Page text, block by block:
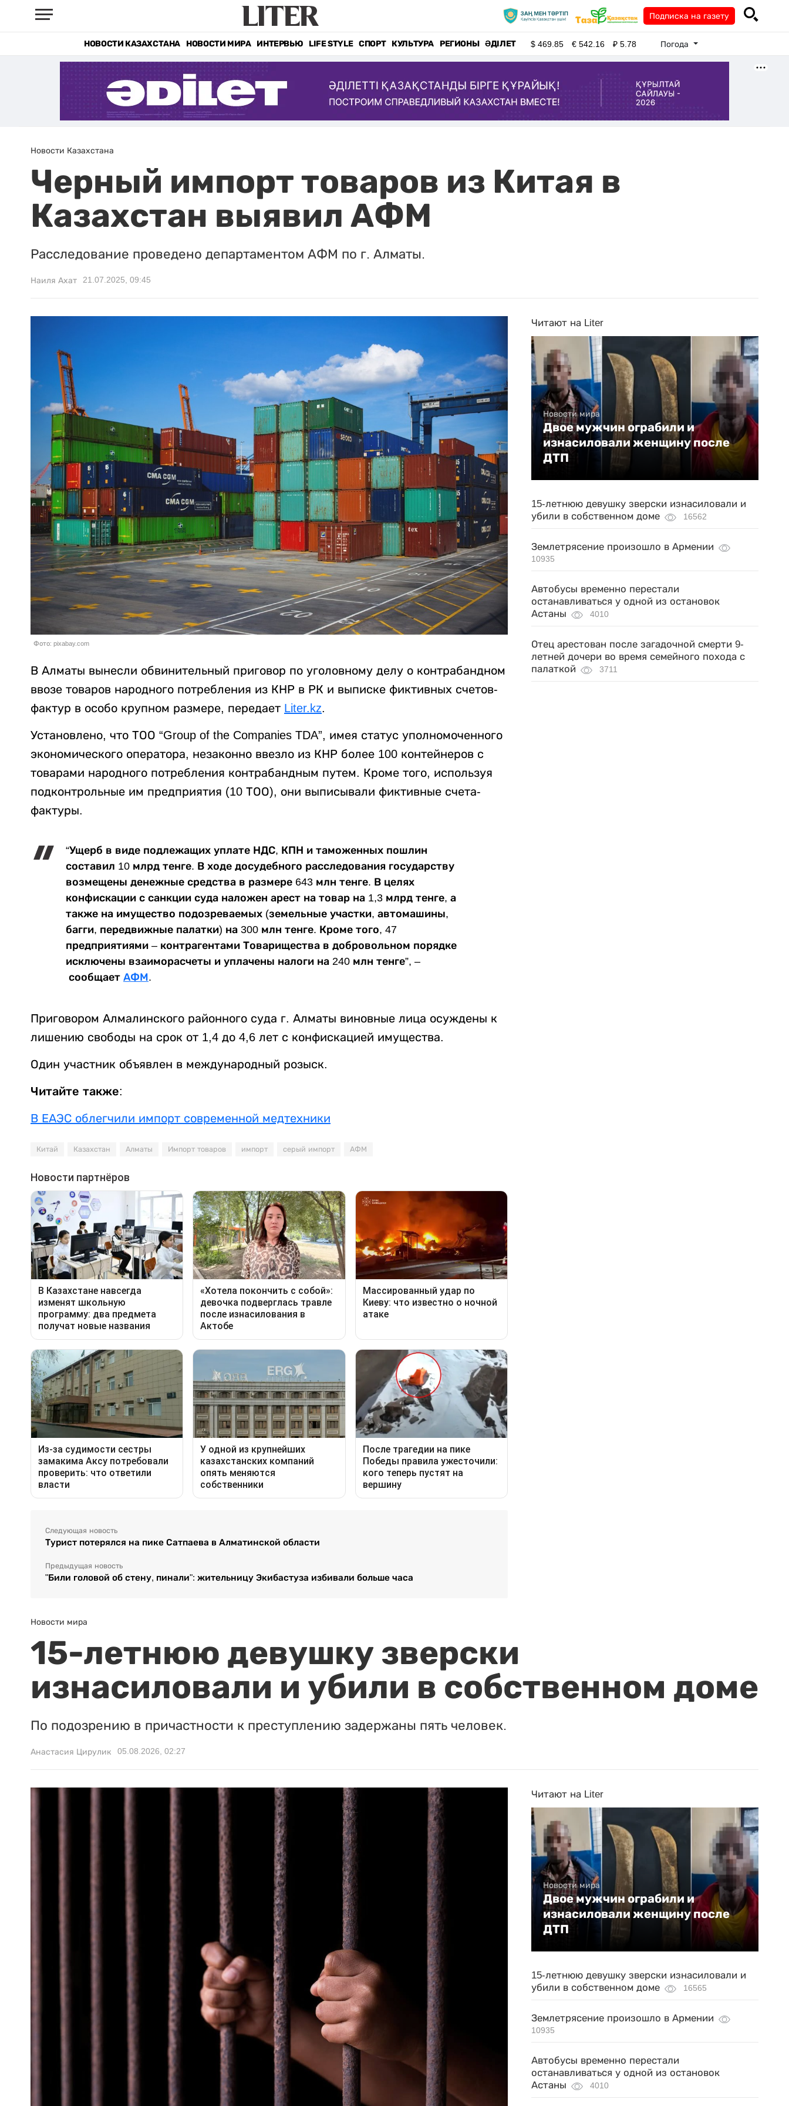
Подписка на газету
НОВОСТИ КАЗАХСТАНА НОВОСТИ МИРА ИНТЕРВЬЮ LIFE STYLE СПОРТ КУЛЬТУРА РЕГИОНЫ ӘДІЛЕТ $469.85 €542.16 ₽5.78 Погода
Новости Казахстана
Черный импорт товаров из Китая в
Казахстан выявил АФМ
Расследование проведено департаментом АФМ по г. Алматы.
Наиля Ахат 21.07.2025, 09:45
Фото: pixabay.com
В Алматы вынесли обвинительный приговор по уголовному делу о контрабандном
ввозе товаров народного потребления из КНР в РК и выписке фиктивных счетов-
фактур в особо крупном размере, передает Liter.kz.
Установлено, что ТОО “Group of the Companies TDA”, имея статус уполномоченного
экономического оператора, незаконно ввезло из КНР более 100 контейнеров с
товарами народного потребления контрабандным путем. Кроме того, используя
подконтрольные им предприятия (10 ТОО), они выписывали фиктивные счета-
фактуры.
“Ущерб в виде подлежащих уплате НДС, КПН и таможенных пошлин
составил 10 млрд тенге. В ходе досудебного расследования государству
возмещены денежные средства в размере 643 млн тенге. В целях
конфискации с санкции суда наложен арест на товар на 1,3 млрд тенге, а
также на имущество подозреваемых (земельные участки, автомашины,
багги, передвижные палатки) на 300 млн тенге. Кроме того, 47
предприятиями – контрагентами Товарищества в добровольном порядке
исключены взаиморасчеты и уплачены налоги на 240 млн тенге”, –
сообщает АФМ.
Приговором Алмалинского районного суда г. Алматы виновные лица осуждены к
лишению свободы на срок от 1,4 до 4,6 лет с конфискацией имущества.
Один участник объявлен в международный розыск.
Читайте также:
В ЕАЭС облегчили импорт современной медтехники
Китай Казахстан Алматы Импорт товаров импорт серый импорт АФМ
Следующая новость
Турист потерялся на пике Сатпаева в Алматинской области
Предыдущая новость
"Били головой об стену, пинали": жительницу Экибастуза избивали больше часа
Читают на Liter
Новости мира
Двое мужчин ограбили и
изнасиловали женщину после
ДТП
15-летнюю девушку зверски изнасиловали и
убили в собственном доме
16562
Землетрясение произошло в Армении
10935
Автобусы временно перестали
останавливаться у одной из остановок
Астаны
4010
Отец арестован после загадочной смерти 9-
летней дочери во время семейного похода с
палаткой
3711
Новости мира
15-летнюю девушку зверски
изнасиловали и убили в собственном доме
По подозрению в причастности к преступлению задержаны пять человек.
Анастасия Цирулик 05.08.2026, 02:27
Читают на Liter
Новости мира
Двое мужчин ограбили и
изнасиловали женщину после
ДТП
15-летнюю девушку зверски изнасиловали и
убили в собственном доме
16565
Землетрясение произошло в Армении
10935
Автобусы временно перестали
останавливаться у одной из остановок
Астаны
4010